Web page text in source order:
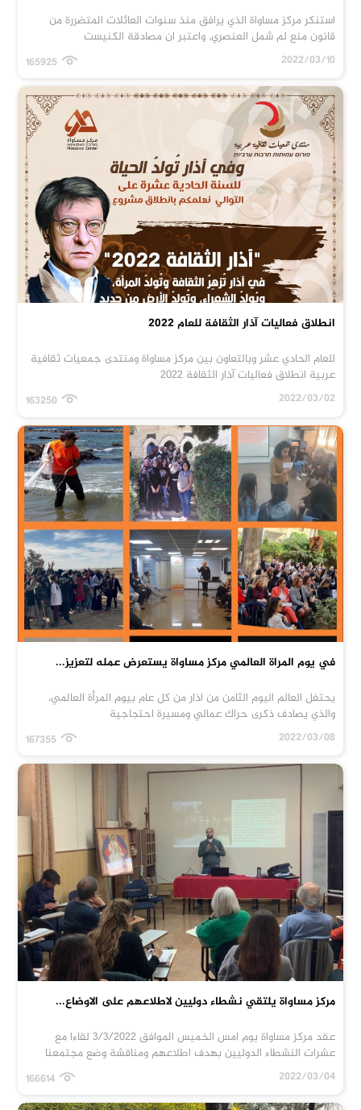
استنكر مركز مساواة الذي يرافق منذ سنوات العائلات المتضررة من
قانون منع لم شمل العنصري, واعتبر ان مصادقة الكنيست
2022/03/10
انطلاق فعاليات آذار الثقافة للعام 2022
للعام الحادي عشر وبالتعاون بين مركز مساواة ومنتدى جمعيات ثقافية
عربية انطلاق فعاليات آذار الثقافة 2022
2022/03/02
في يوم المراة العالمي مركز مساواة يستعرض عمله لتعزيز...
يحتفل العالم اليوم الثامن من اذار من كل عام بيوم المرأة العالمي،
والذي يصادف ذكرى حراك عمالي ومسيرة احتجاجية
2022/03/08
مركز مساواة يلتقي نشطاء دوليين لاطلاعهم على الاوضاع...
عقد مركز مساواة يوم امس الخميس الموافق 3/3/2022 لقاءا مع
عشرات النشطاء الدوليين بهدف اطلاعهم ومناقشة وضع مجتمعنا
2022/03/04